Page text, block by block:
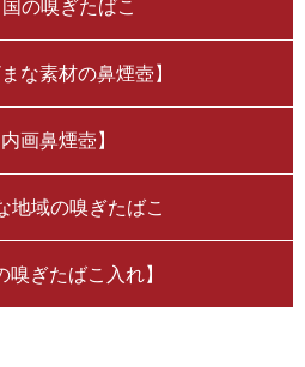
会会員）
各回とも先着40名。参加には、入館料（一
加ありがとうございました。
の嗅ぎたばこ
まな素材の鼻煙壺】
内画鼻煙壺】
地域の嗅ぎたばこ
嗅ぎたばこ入れ】